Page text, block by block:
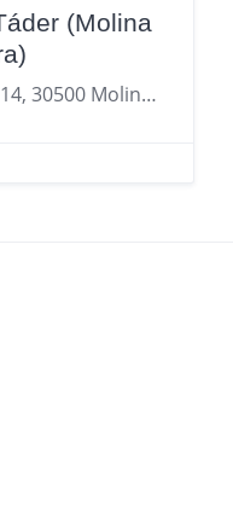
(Molina
Av. Gutiérrez Mellado, 114, 30500 Molina de Segura, Murcia